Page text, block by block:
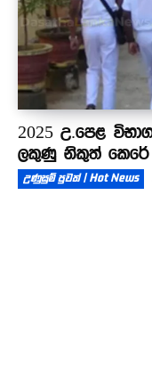
2025 උ.පෙළ
ලකුණු නිකුත් කෙරේ
උණුසුම් පුවත් | Hot News